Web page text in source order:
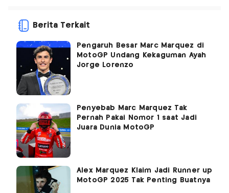
Berita Terkait
Pengaruh Besar Marc Marquez di
MotoGP Undang Kekaguman Ayah
Jorge Lorenzo
Penyebab Marc Marquez Tak
Pernah Pakai Nomor 1 saat Jadi
Juara Dunia MotoGP
Alex Marquez Klaim Jadi Runner up
MotoGP 2025 Tak Penting Buatnya